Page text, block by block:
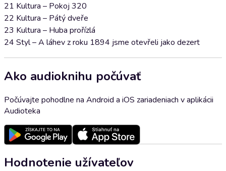
21 Kultura – Pokoj 320
22 Kultura – Pátý dveře
23 Kultura – Huba prořízlá
24 Styl – A láhev z roku 1894 jsme otevřeli jako dezert
Ako audioknihu počúvať
Počúvajte pohodlne na Android a iOS zariadeniach v aplikácii
Audioteka
Hodnotenie užívateľov